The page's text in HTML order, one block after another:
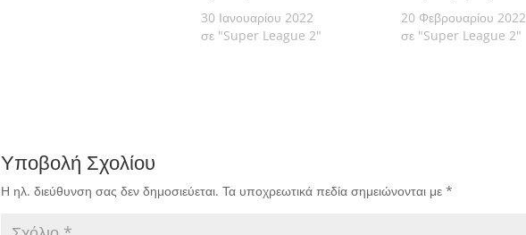
30 Ιανουαρίου 2022
σε "Super League 2"
20 Φεβρουαρίου 2022
σε "Super League 2"
Υποβολή Σχολίου
Η ηλ. διεύθυνση σας δεν δημοσιεύεται. Τα υποχρεωτικά πεδία σημειώνονται με *